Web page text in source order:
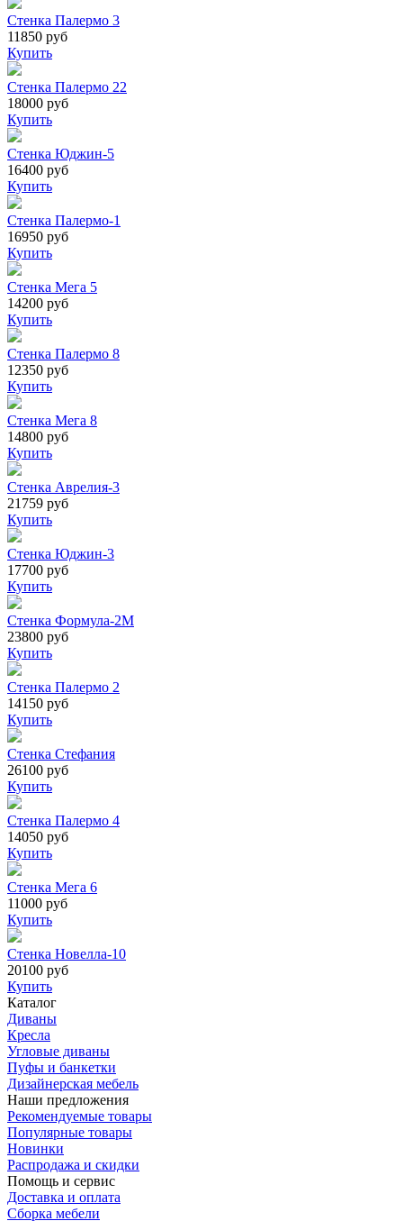
Стенка Палермо 3
11850 руб
Купить
Стенка Палермо 22
18000 руб
Купить
Стенка Юджин-5
16400 руб
Купить
Стенка Палермо-1
16950 руб
Купить
Стенка Мега 5
14200 руб
Купить
Стенка Палермо 8
12350 руб
Купить
Стенка Мега 8
14800 руб
Купить
Стенка Аврелия-3
21759 руб
Купить
Стенка Юджин-3
17700 руб
Купить
Стенка Формула-2М
23800 руб
Купить
Стенка Палермо 2
14150 руб
Купить
Стенка Стефания
26100 руб
Купить
Стенка Палермо 4
14050 руб
Купить
Стенка Мега 6
11000 руб
Купить
Стенка Новелла-10
20100 руб
Купить
Каталог
Диваны
Кресла
Угловые диваны
Пуфы и банкетки
Дизайнерская мебель
Наши предложения
Рекомендуемые товары
Популярные товары
Новинки
Распродажа и скидки
Помощь и сервис
Доставка и оплата
Сборка мебели